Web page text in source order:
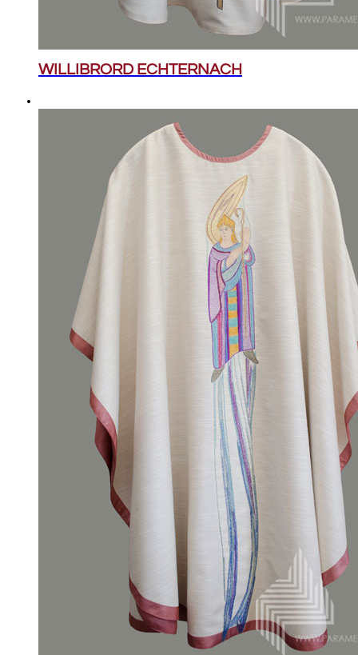
WILLIBRORD ECHTERNACH